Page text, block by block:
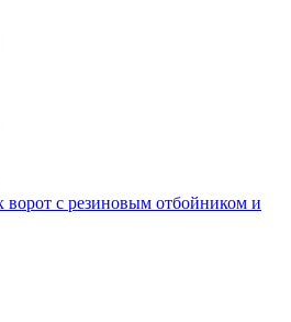
с резиновым отбойником и